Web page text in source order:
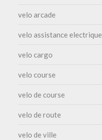
velo arcade
velo assistance electrique
velo cargo
velo course
velo de course
velo de route
velo de ville